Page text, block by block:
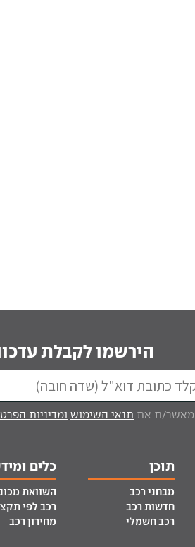
הירשמו לקבלת
מאשר/ת את תנאי השימוש ומדיניות
תוכן
מבחני רכב
חדשות רכב
רכב חשמלי
כלים
השוואת
רכב לפי
מחירון רכב